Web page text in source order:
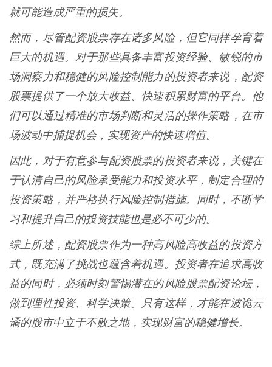
就可能造成严重的损失。
然而，尽管配资股票存在诸多风险，但它同样孕育着
巨大的机遇。对于那些具备丰富投资经验、敏锐的市
场洞察力和稳健的风险控制能力的投资者来说，配资
股票提供了一个放大收益、快速积累财富的平台。他
们可以通过精准的市场判断和灵活的操作策略，在市
场波动中捕捉机会，实现资产的快速增值。
因此，对于有意参与配资股票的投资者来说，关键在
于认清自己的风险承受能力和投资水平，制定合理的
投资策略，并严格执行风险控制措施。同时，不断学
习和提升自己的投资技能也是必不可少的。
综上所述，配资股票作为一种高风险高收益的投资方
式，既充满了挑战也蕴含着机遇。投资者在追求高收
益的同时，必须时刻警惕潜在的风险股票配资论坛，
做到理性投资、科学决策。只有这样，才能在波诡云
谲的股市中立于不败之地，实现财富的稳健增长。